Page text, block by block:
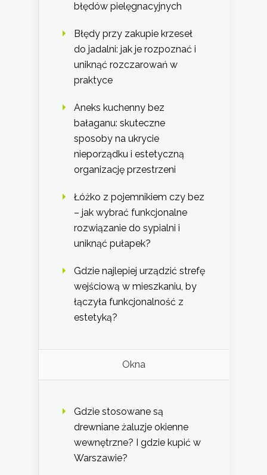
błędów pielęgnacyjnych
Błędy przy zakupie krzeseł
do jadalni: jak je rozpoznać i
uniknąć rozczarowań w
praktyce
Aneks kuchenny bez
bałaganu: skuteczne
sposoby na ukrycie
nieporządku i estetyczną
organizację przestrzeni
Łóżko z pojemnikiem czy bez
– jak wybrać funkcjonalne
rozwiązanie do sypialni i
uniknąć pułapek?
Gdzie najlepiej urządzić strefę
wejściową w mieszkaniu, by
łączyła funkcjonalność z
estetyką?
Okna
Gdzie stosowane są
drewniane żaluzje okienne
wewnętrzne? I gdzie kupić w
Warszawie?